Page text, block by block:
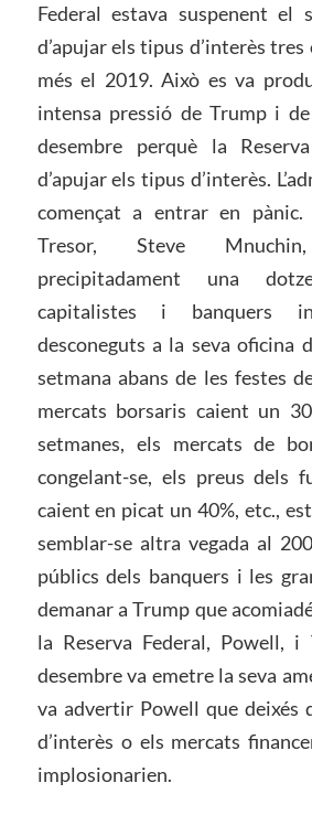
Federal estava suspenent el
d’apujar els tipus d’interès
més el 2019. Això es va
intensa pressió de Trump i
desembre perquè la
d’apujar els tipus d’interès.
començat a entrar en
Tresor, Steve
precipitadament una
capitalistes i banquers
desconeguts a la seva oficina
setmana abans de les festes
mercats borsaris caient un
setmanes, els mercats de
congelant-se, els preus dels
caient en picat un 40%, etc.,
semblar-se altra vegada al
públics dels banquers i les
demanar a Trump que
la Reserva Federal, Powell,
desembre va emetre la seva
va advertir Powell que deixés
d’interès o els mercats
implosionarien.